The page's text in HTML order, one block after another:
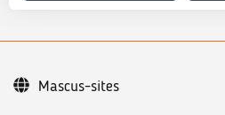
Mascus-sites